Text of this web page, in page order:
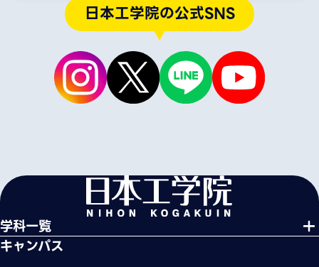
日本工学院の公式SNS
学科一覧
キャンパス